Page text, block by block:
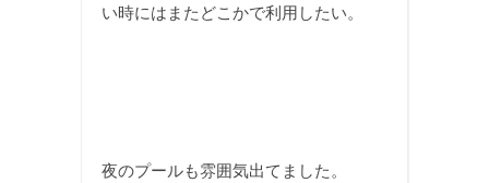
い時にはまたどこかで利用したい。
夜のプールも雰囲気出てました。